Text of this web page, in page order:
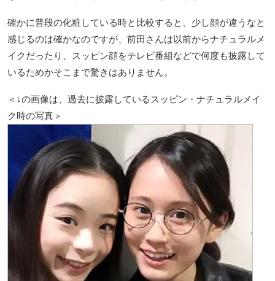
確かに普段の化粧している時と比較すると、少し顔が違うなと
感じるのは確かなのですが、前田さんは以前からナチュラルメ
イクだったり、スッピン顔をテレビ番組などで何度も披露して
いるためかそこまで驚きはありません。
＜↓の画像は、過去に披露しているスッピン・ナチュラルメイ
ク時の写真＞